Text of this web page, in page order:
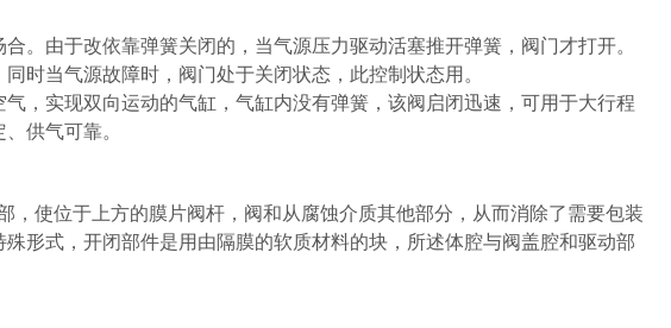
。由于改依靠弹簧关闭的，当气源压力驱动活塞推开弹簧，阀门才打开。
时当气源故障时，阀门处于关闭状态，此控制状态用。
，实现双向运动的气缸，气缸内没有弹簧，该阀启闭迅速，可用于大行程
供气可靠。
，使位于上方的膜片阀杆，阀和从腐蚀介质其他部分，从而消除了需要包装
形式，开闭部件是用由隔膜的软质材料的块，所述体腔与阀盖腔和驱动部